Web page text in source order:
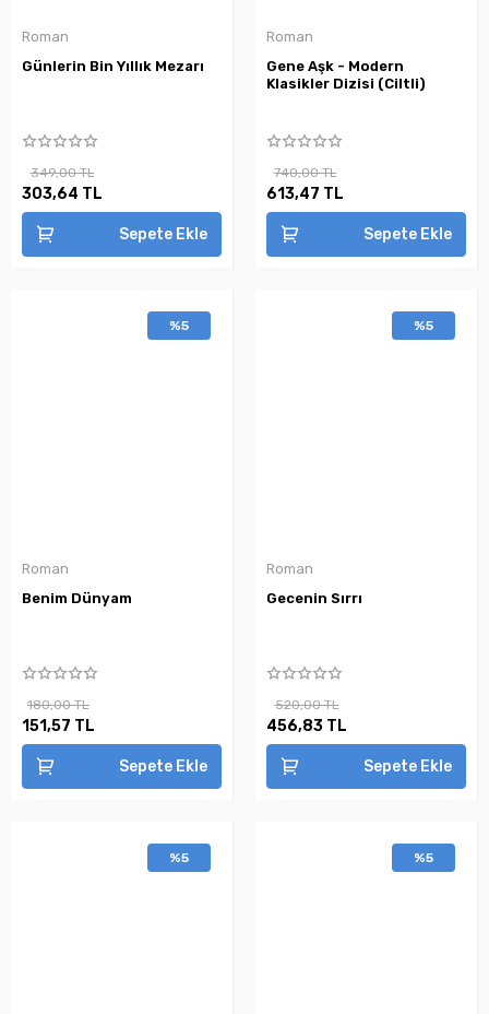
Roman
Günlerin Bin Yıllık Mezarı
349,00 TL
303,64 TL
Sepete Ekle
Roman
Gene Aşk - Modern
Klasikler Dizisi (Ciltli)
740,00 TL
613,47 TL
Sepete Ekle
%5
Roman
Benim Dünyam
180,00 TL
151,57 TL
Sepete Ekle
%5
Roman
Gecenin Sırrı
520,00 TL
456,83 TL
Sepete Ekle
%5 %5